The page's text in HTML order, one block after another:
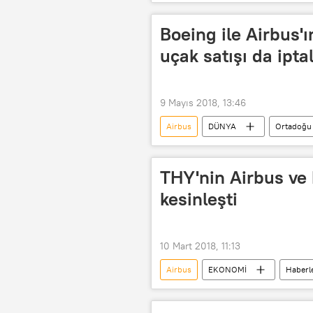
Uber
Japonya Hava Yolları
Boeing ile
uçak satışı da
9 Mayıs 2018, 13:46
Airbus DÜNYA Ortadoğu
POLİTİKA
ABD İran
THY'nin Airbus
kesinleşti
10 Mart 2018, 11:13
Airbus EKONOMİ